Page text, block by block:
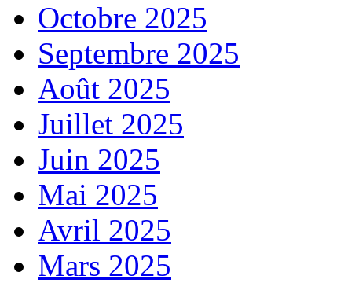
Octobre 2025
Septembre 2025
Août 2025
Juillet 2025
Juin 2025
Mai 2025
Avril 2025
Mars 2025